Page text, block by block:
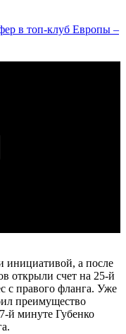
в топ-клуб Европы –
инициативой, а после
открыли счет на 25-й
с правого фланга. Уже
преимущество
й минуте Губенко